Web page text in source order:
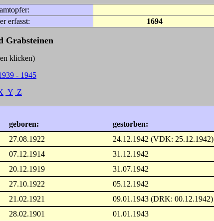
erfasst: 1694
Grabsteinen
- 1945
Y Z
geboren:
gestorben:
27.08.1922
24.12.1942 (VDK: 25.12.1942)
07.12.1914
31.12.1942
20.12.1919
31.07.1942
27.10.1922
05.12.1942
21.02.1921
09.01.1943 (DRK: 00.12.1942)
28.02.1901
01.01.1943